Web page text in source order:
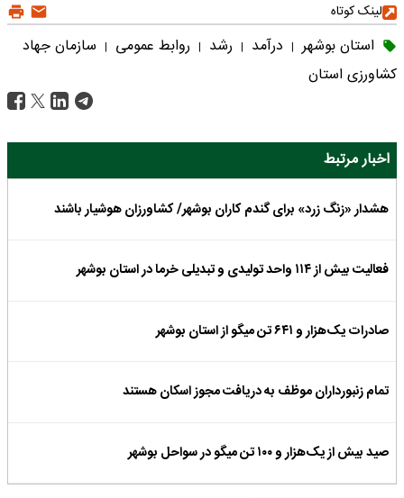
لینک کوتاه
استان بوشهر | درآمد | رشد | روابط عمومی | سازمان جهاد
کشاورزی استان
اخبار مرتبط
هشدار «زنگ زرد» برای گندم کاران بوشهر/ کشاورزان هوشیار باشند
فعالیت بیش از ۱۱۴ واحد تولیدی و تبدیلی خرما در استان بوشهر
صادرات یک‌هزار و ۶۴۱ تن میگو از استان بوشهر
تمام زنبورداران موظف به دریافت مجوز اسکان هستند
صید بیش از یک‌هزار و ۱۰۰ تن میگو در سواحل بوشهر